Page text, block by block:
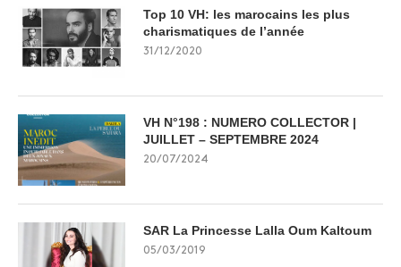
Top 10 VH: les marocains les plus
charismatiques de l’année
31/12/2020
VH N°198 : NUMERO COLLECTOR |
JUILLET – SEPTEMBRE 2024
20/07/2024
SAR La Princesse Lalla Oum Kaltoum
05/03/2019